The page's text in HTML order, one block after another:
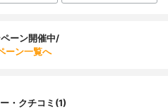
ーン開催中/
ーン一覧へ
・クチコミ(1)